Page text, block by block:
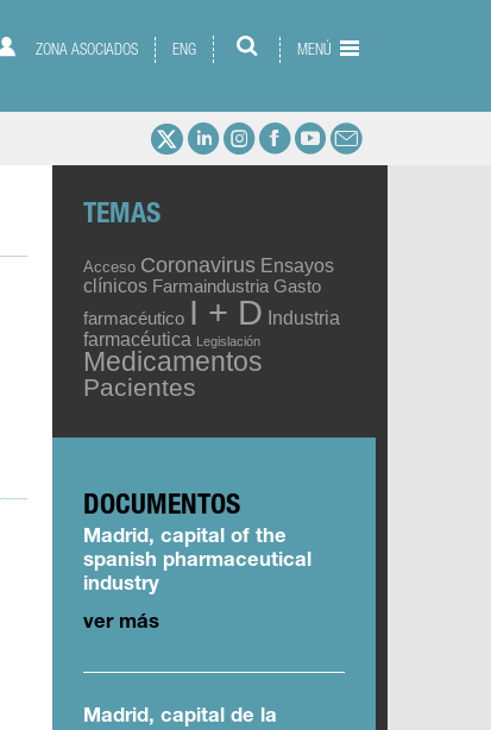
ZONA ASOCIADOS ENG MENÚ
TEMAS
Acceso Coronavirus Ensayos
clínicos Farmaindustria Gasto
farmacéutico I + D Industria
farmacéutica Legislación
Medicamentos
Pacientes
DOCUMENTOS
Madrid, capital of the
spanish pharmaceutical
industry
ver más
Madrid, capital de la